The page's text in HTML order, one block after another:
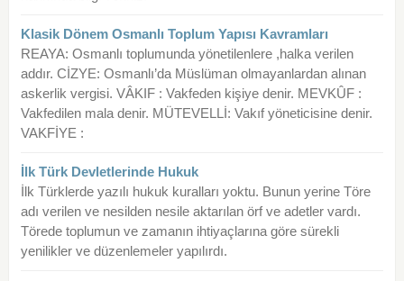
Klasik Dönem Osmanlı Toplum Yapısı Kavramları
REAYA: Osmanlı toplumunda yönetilenlere ,halka verilen
addır. CİZYE: Osmanlı’da Müslüman olmayanlardan alınan
askerlik vergisi. VÂKIF : Vakfeden kişiye denir. MEVKÛF :
Vakfedilen mala denir. MÜTEVELLİ: Vakıf yöneticisine denir.
VAKFİYE :
İlk Türk Devletlerinde Hukuk
İlk Türklerde yazılı hukuk kuralları yoktu. Bunun yerine Töre
adı verilen ve nesilden nesile aktarılan örf ve adetler vardı.
Törede toplumun ve zamanın ihtiyaçlarına göre sürekli
yenilikler ve düzenlemeler yapılırdı.